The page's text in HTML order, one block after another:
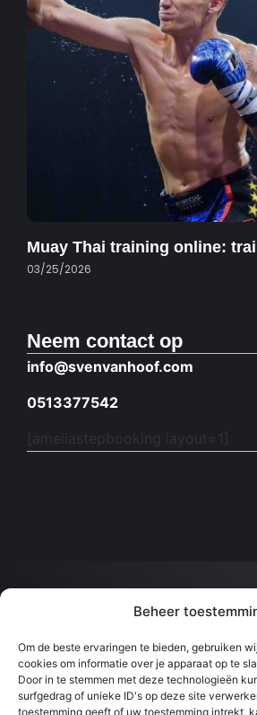
Beheer
Om de beste ervaringen te bieden, gebruiken
cookies om informatie over je apparaat op te
Door in te stemmen met deze technologieën
surfgedrag of unieke ID's op deze site
toestemming geeft of uw toestemming intrekt,
Muay Thai training online:
03/25/2026
Neem contact op
info@svenvanhoof.com
0513377542
[ameliastepbooking layout=1]
info@svenvanhoof.com
0613377542
Sportcentrum Kralingen, Slaak,